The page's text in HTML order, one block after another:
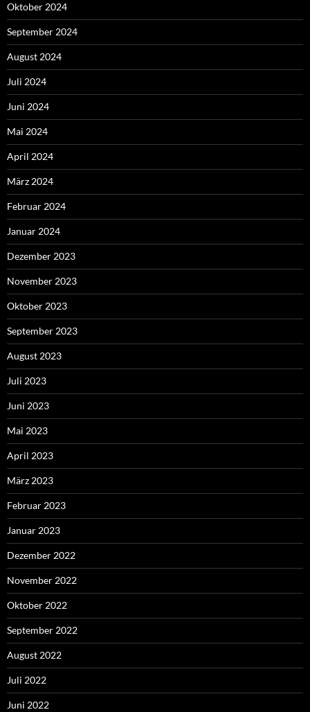
Oktober 2024
September 2024
August 2024
Juli 2024
Juni 2024
Mai 2024
April 2024
März 2024
Februar 2024
Januar 2024
Dezember 2023
November 2023
Oktober 2023
September 2023
August 2023
Juli 2023
Juni 2023
Mai 2023
April 2023
März 2023
Februar 2023
Januar 2023
Dezember 2022
November 2022
Oktober 2022
September 2022
August 2022
Juli 2022
Juni 2022